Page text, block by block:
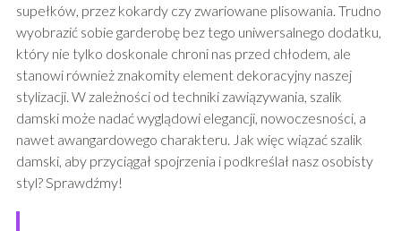
supełków, przez kokardy czy zwariowane plisowania. Trudno
wyobrazić sobie garderobę bez tego uniwersalnego dodatku,
który nie tylko doskonale chroni nas przed chłodem, ale
stanowi również znakomity element dekoracyjny naszej
stylizacji. W zależności od techniki zawiązywania, szalik
damski może nadać wyglądowi elegancji, nowoczesności, a
nawet awangardowego charakteru. Jak więc wiązać szalik
damski, aby przyciągał spojrzenia i podkreślał nasz osobisty
styl? Sprawdźmy!